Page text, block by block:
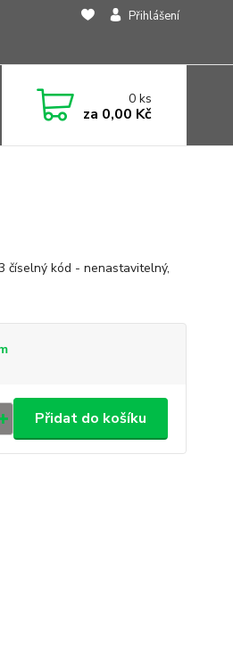
Přihlášení
0ks
za 0,00 Kč
číselný kód - nenastavitelný,
Přidat do košíku